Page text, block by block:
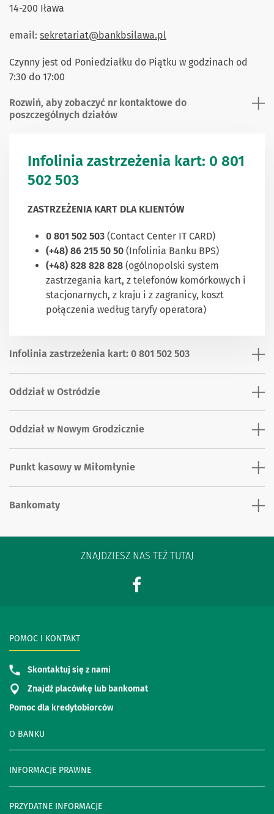
14-200 Iława
email: sekretariat@bankbsilawa.pl
Czynny jest od Poniedziałku do Piątku w godzinach od
7:30 do 17:00
Rozwiń, aby zobaczyć nr kontaktowe do
poszczególnych działów
Infolinia zastrzeżenia kart: 0 801
502 503
ZASTRZEŻENIA KART DLA KLIENTÓW
0 801 502 503 (Contact Center IT CARD)
(+48) 86 215 50 50 (Infolinia Banku BPS)
(+48) 828 828 828 (ogólnopolski system
zastrzegania kart, z telefonów komórkowych i
stacjonarnych, z kraju i z zagranicy, koszt
połączenia według taryfy operatora)
Infolinia zastrzeżenia kart: 0 801 502 503
Oddział w Ostródzie
Oddział w Nowym Grodzicznie
Punkt kasowy w Miłomłynie
Bankomaty
ZNAJDZIESZ NAS TEŻ TUTAJ
O BANKU
INFORMACJE PRAWNE
PRZYDATNE INFORMACJE
POMOC I KONTAKT
Skontaktuj się z nami
Znajdź placówkę lub bankomat
Pomoc dla kredytobiorców